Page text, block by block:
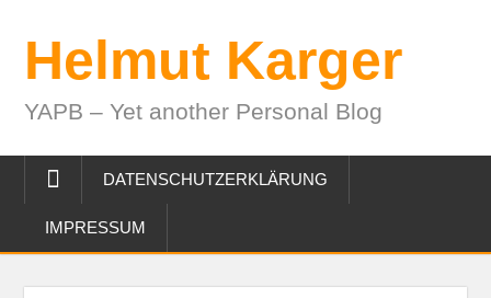
Helmut Karger
YAPB – Yet another Personal Blog
DATENSCHUTZERKLÄRUNG
IMPRESSUM